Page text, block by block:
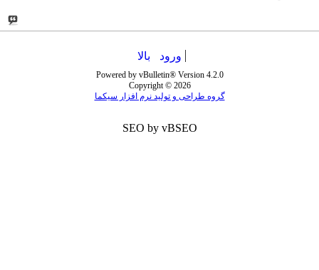
ورود بالا
Powered by vBulletin® Version 4.2.0
Copyright © 2026
گروه طراحی و تولید نرم افزار سیکما
SEO by vBSEO